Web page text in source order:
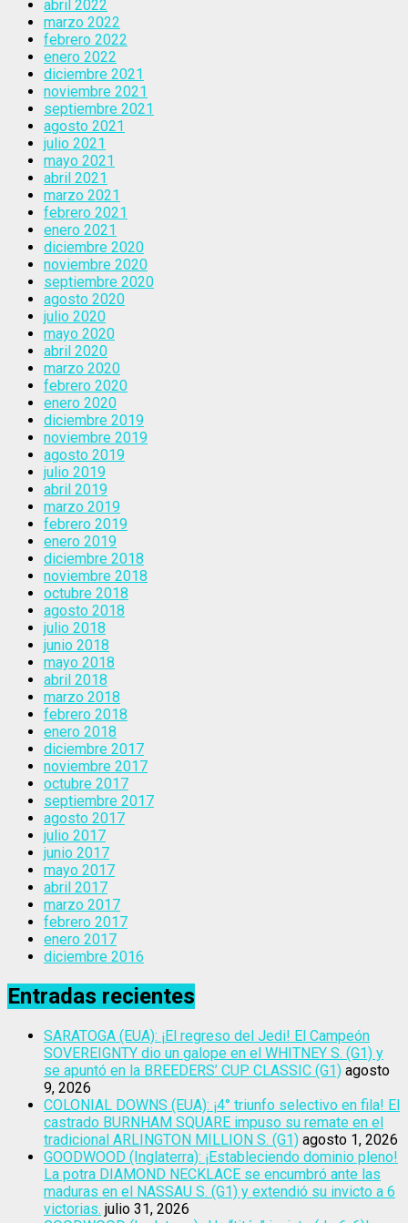
abril 2022
marzo 2022
febrero 2022
enero 2022
diciembre 2021
noviembre 2021
septiembre 2021
agosto 2021
julio 2021
mayo 2021
abril 2021
marzo 2021
febrero 2021
enero 2021
diciembre 2020
noviembre 2020
septiembre 2020
agosto 2020
julio 2020
mayo 2020
abril 2020
marzo 2020
febrero 2020
enero 2020
diciembre 2019
noviembre 2019
agosto 2019
julio 2019
abril 2019
marzo 2019
febrero 2019
enero 2019
diciembre 2018
noviembre 2018
octubre 2018
agosto 2018
julio 2018
junio 2018
mayo 2018
abril 2018
marzo 2018
febrero 2018
enero 2018
diciembre 2017
noviembre 2017
octubre 2017
septiembre 2017
agosto 2017
julio 2017
junio 2017
mayo 2017
abril 2017
marzo 2017
febrero 2017
enero 2017
diciembre 2016
Entradas recientes
SARATOGA (EUA): ¡El regreso del Jedi! El Campeón
SOVEREIGNTY dio un galope en el WHITNEY S. (G1) y
se apuntó en la BREEDERS’ CUP CLASSIC (G1) agosto
9, 2026
COLONIAL DOWNS (EUA): ¡4° triunfo selectivo en fila! El
castrado BURNHAM SQUARE impuso su remate en el
tradicional ARLINGTON MILLION S. (G1) agosto 1, 2026
GOODWOOD (Inglaterra): ¡Estableciendo dominio pleno!
La potra DIAMOND NECKLACE se encumbró ante las
maduras en el NASSAU S. (G1) y extendió su invicto a 6
victorias. julio 31, 2026